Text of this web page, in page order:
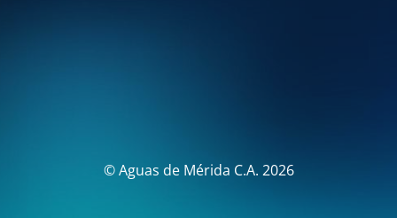
© Aguas de Mérida C.A. 2026